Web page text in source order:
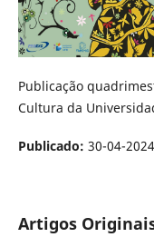
Publicação
Cultura da
Publicado: 30-04-2024
Artigos